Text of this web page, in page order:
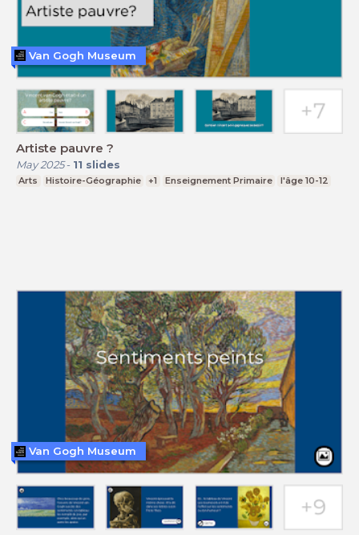
Artiste pauvre ?
May 2025- 11 slides
Arts Histoire-Géographie +1 Enseignement Primaire l'âge 10-12
Van Gogh Museum
Van Gogh Museum